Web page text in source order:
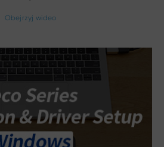
Obejrzyj wideo